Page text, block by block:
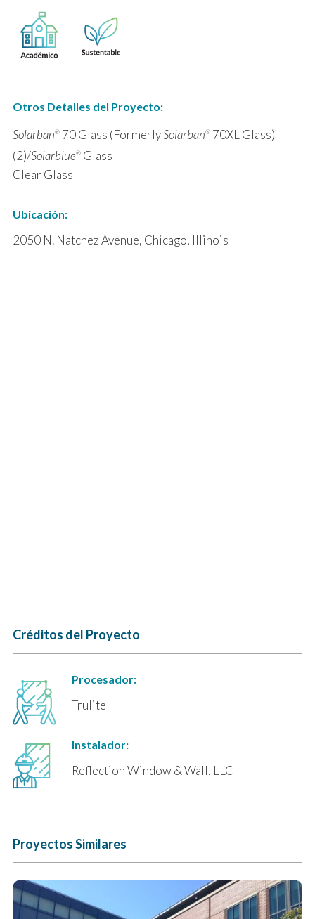
Otros Detalles del Proyecto:
Solarban®70 Glass (FormerlySolarban®70XL Glass)
(2)/Solarblue®Glass
Clear Glass
Ubicación:
2050 N. Natchez Avenue, Chicago, Illinois
Créditos del Proyecto
Procesador:
Trulite
Instalador:
Reflection Window & Wall, LLC
Proyectos Similares